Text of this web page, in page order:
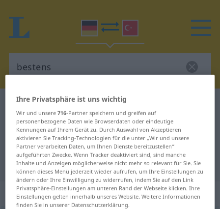
Deutsch-Türkisch Wörterbuch
Deutsch-Türkisch Übersetzung für
"bestens"
"bestens" Türkisch Übersetzung
„bestens“: Adverb
Ihre Privatsphäre ist uns wichtig
Wir und unsere716-Partner speichern und greifen auf
personenbezogene Daten wie Browserdaten oder eindeutige
Kennungen auf Ihrem Gerät zu. Durch Auswahl von Akzeptieren
aktivieren Sie Tracking-Technologien für die unter „Wir und unsere
Partner verarbeiten Daten, um Ihnen Dienste bereitzustellen“
aufgeführten Zwecke. Wenn Tracker deaktiviert sind, sind manche
Inhalte und Anzeigen möglicherweise nicht mehr so relevant für Sie. Sie
können dieses Menü jederzeit wieder aufrufen, um Ihre Einstellungen zu
ändern oder Ihre Einwilligung zu widerrufen, indem Sie auf den Link
Privatsphäre-Einstellungen am unteren Rand der Webseite klicken. Ihre
Einstellungen gelten innerhalb unseres Website. Weitere Informationen
finden Sie in unserer Datenschutzerklärung.